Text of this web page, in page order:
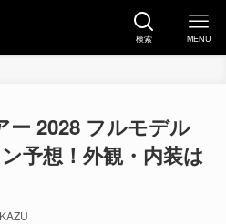
検索 MENU
ー 2028 フルモデル
予想！外観・内装は
KAZU